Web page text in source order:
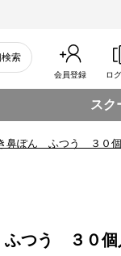
索
会員登録 ロ
スク
鼻ぽん ふつう ３０個
つう ３０個